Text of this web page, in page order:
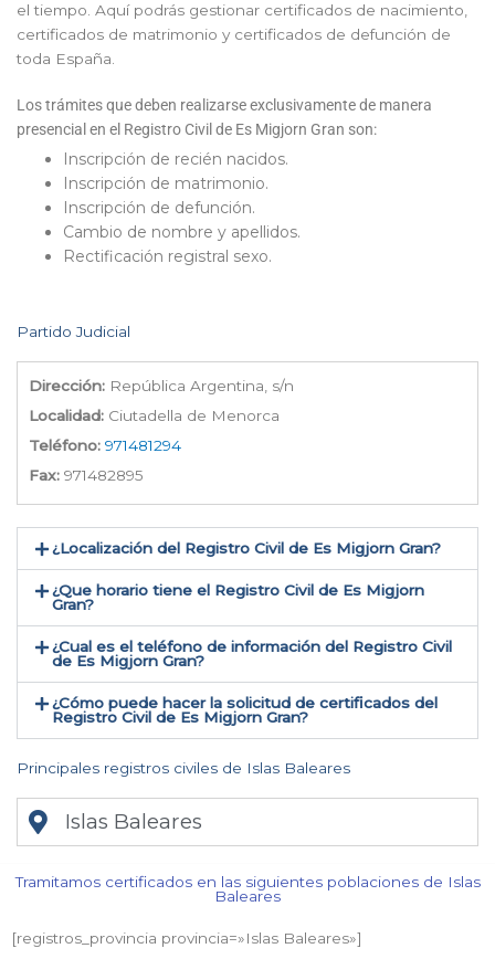
el tiempo. Aquí podrás gestionar certificados de nacimiento,
certificados de matrimonio y certificados de defunción de
toda España.
Los trámites que deben realizarse exclusivamente de manera
presencial en el Registro Civil de Es Migjorn Gran son:
Inscripción de recién nacidos.
Inscripción de matrimonio.
Inscripción de defunción.
Cambio de nombre y apellidos.
Rectificación registral sexo.
Partido Judicial
Dirección: República Argentina, s/n
Localidad: Ciutadella de Menorca
Teléfono: 971481294
Fax: 971482895
¿Localización del Registro Civil de Es Migjorn Gran​?
¿Que horario tiene el Registro Civil de Es Migjorn
Gran?
¿Cual es el teléfono de información del Registro Civil
de Es Migjorn Gran​?
¿Cómo puede hacer la solicitud de certificados del
Registro Civil de Es Migjorn Gran​?
Principales registros civiles de Islas Baleares
Islas Baleares
Tramitamos certificados en las siguientes poblaciones de Islas
Baleares​
[registros_provincia provincia=»Islas Baleares​»]